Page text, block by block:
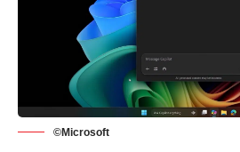
©Microsoft